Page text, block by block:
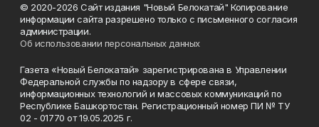
© 2020-2026 Сайт издания "Новый Белокатай" Копирование
информации сайта разрешено только с письменного согласия
администрации.
Об использовании персональных данных
Газета «Новый Белокатай» зарегистрирована в Управлении
Федеральной службы по надзору в сфере связи,
информационных технологий и массовых коммуникаций по
Республике Башкортостан. Регистрационный номер ПИ № ТУ
02 - 01770 от 19.05.2025 г.